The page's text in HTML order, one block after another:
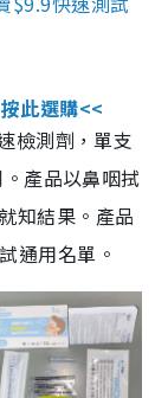
此選購<<
檢測劑，單支
產品以鼻咽拭
知結果。產品
通用名單。